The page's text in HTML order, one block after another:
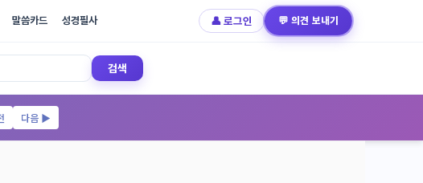
말씀카드 성경필사 👤 로그인 💬 의견 보내기
검색
다음 ▶